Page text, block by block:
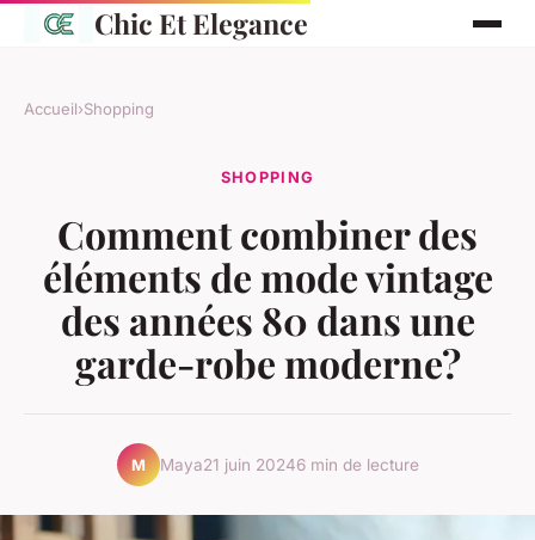
Chic Et Elegance
Accueil›Shopping
SHOPPING
Comment combiner des
éléments de mode vintage
des années 80 dans une
garde-robe moderne?
M Maya21 juin 20246 min de lecture